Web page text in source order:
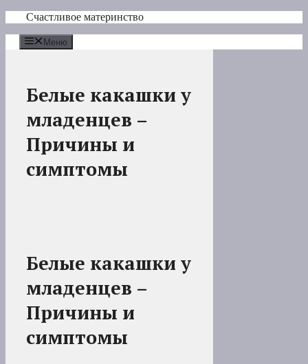
Перейти
содержимому
Счастливое материнство
Меню
Белые какашки у
младенцев –
Причины и
симптомы
Белые какашки у
младенцев –
Причины и
симптомы